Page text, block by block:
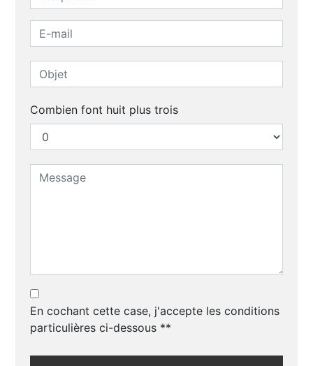
Combien font huit plus trois
En cochant cette case, j'accepte les conditions
particulières ci-dessous **